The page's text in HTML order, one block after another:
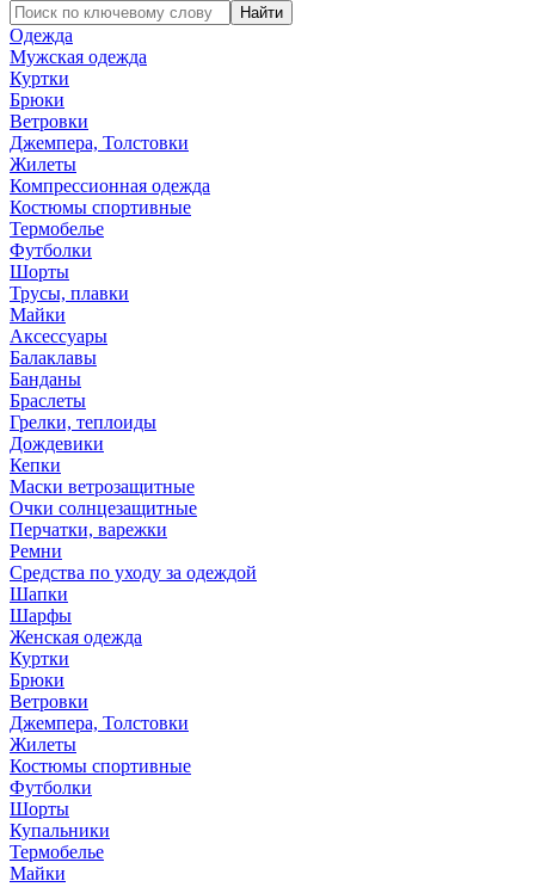
Найти
Одежда
Мужская одежда
Куртки
Брюки
Ветровки
Джемпера, Толстовки
Жилеты
Компрессионная одежда
Костюмы спортивные
Термобелье
Футболки
Шорты
Трусы, плавки
Майки
Аксессуары
Балаклавы
Банданы
Браслеты
Грелки, теплоиды
Дождевики
Кепки
Маски ветрозащитные
Очки солнцезащитные
Перчатки, варежки
Ремни
Средства по уходу за одеждой
Шапки
Шарфы
Женская одежда
Куртки
Брюки
Ветровки
Джемпера, Толстовки
Жилеты
Костюмы спортивные
Футболки
Шорты
Купальники
Термобелье
Майки